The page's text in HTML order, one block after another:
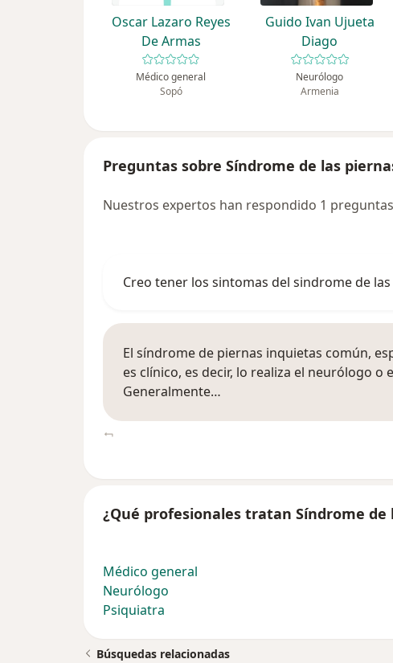
Oscar Lazaro Reyes
De Armas
Médico general
Sopó
Guido Ivan Ujueta
Diago
Neurólogo
Armenia
Preguntas sobre Síndrome de las
Nuestros expertos han respondido 1
Creo tener los sintomas del sindrome de
El síndrome de piernas inquietas común,
es clínico, es decir, lo realiza el neurólogo
Generalmente…
¿Qué profesionales tratan Síndrome de
Médico general
Neurólogo
Psiquiatra
Búsquedas relacionadas